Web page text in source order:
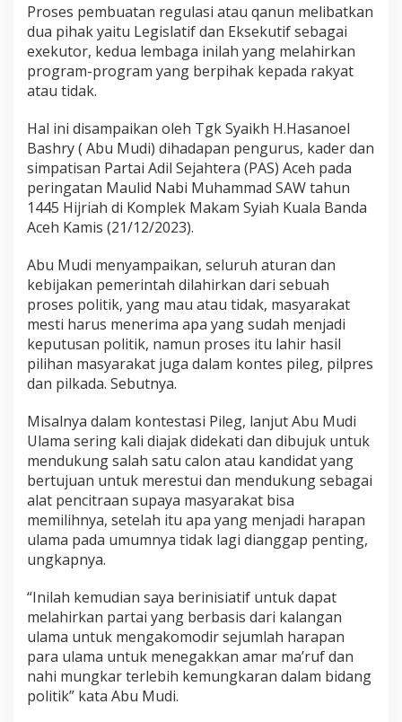
Proses pembuatan regulasi atau qanun melibatkan
dua pihak yaitu Legislatif dan Eksekutif sebagai
exekutor, kedua lembaga inilah yang melahirkan
program-program yang berpihak kepada rakyat
atau tidak.
Hal ini disampaikan oleh Tgk Syaikh H.Hasanoel
Bashry ( Abu Mudi) dihadapan pengurus, kader dan
simpatisan Partai Adil Sejahtera (PAS) Aceh pada
peringatan Maulid Nabi Muhammad SAW tahun
1445 Hijriah di Komplek Makam Syiah Kuala Banda
Aceh Kamis (21/12/2023).
Abu Mudi menyampaikan, seluruh aturan dan
kebijakan pemerintah dilahirkan dari sebuah
proses politik, yang mau atau tidak, masyarakat
mesti harus menerima apa yang sudah menjadi
keputusan politik, namun proses itu lahir hasil
pilihan masyarakat juga dalam kontes pileg, pilpres
dan pilkada. Sebutnya.
Misalnya dalam kontestasi Pileg, lanjut Abu Mudi
Ulama sering kali diajak didekati dan dibujuk untuk
mendukung salah satu calon atau kandidat yang
bertujuan untuk merestui dan mendukung sebagai
alat pencitraan supaya masyarakat bisa
memilihnya, setelah itu apa yang menjadi harapan
ulama pada umumnya tidak lagi dianggap penting,
ungkapnya.
“Inilah kemudian saya berinisiatif untuk dapat
melahirkan partai yang berbasis dari kalangan
ulama untuk mengakomodir sejumlah harapan
para ulama untuk menegakkan amar ma’ruf dan
nahi mungkar terlebih kemungkaran dalam bidang
politik” kata Abu Mudi.